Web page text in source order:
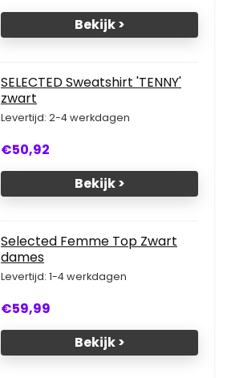
Bekijk >
SELECTED Sweatshirt 'TENNY'
zwart
Levertijd: 2-4 werkdagen
€50,92
Bekijk >
Selected Femme Top Zwart
dames
Levertijd: 1-4 werkdagen
€59,99
Bekijk >